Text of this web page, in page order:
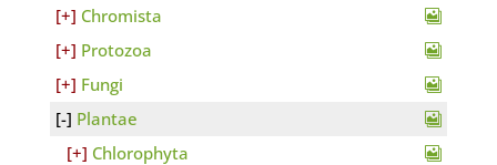
Chromista
Protozoa
Fungi
Plantae
Chlorophyta